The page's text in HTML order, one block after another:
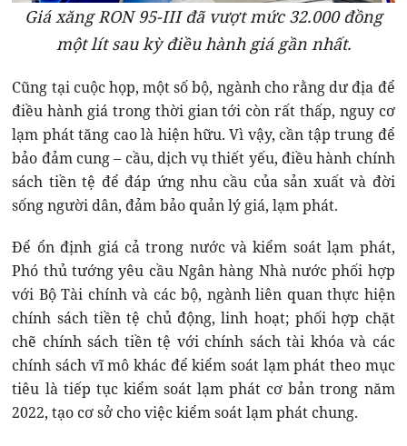
Giá xăng RON 95-III đã vượt mức 32.000 đồng
một lít sau kỳ điều hành giá gần nhất.
Cũng tại cuộc họp, một số bộ, ngành cho rằng dư địa để
điều hành giá trong thời gian tới còn rất thấp, nguy cơ
lạm phát tăng cao là hiện hữu. Vì vậy, cần tập trung để
bảo đảm cung – cầu, dịch vụ thiết yếu, điều hành chính
sách tiền tệ để đáp ứng nhu cầu của sản xuất và đời
sống người dân, đảm bảo quản lý giá, lạm phát.
Để ổn định giá cả trong nước và kiểm soát lạm phát,
Phó thủ tướng yêu cầu Ngân hàng Nhà nước phối hợp
với Bộ Tài chính và các bộ, ngành liên quan thực hiện
chính sách tiền tệ chủ động, linh hoạt; phối hợp chặt
chẽ chính sách tiền tệ với chính sách tài khóa và các
chính sách vĩ mô khác để kiểm soát lạm phát theo mục
tiêu là tiếp tục kiểm soát lạm phát cơ bản trong năm
2022, tạo cơ sở cho việc kiểm soát lạm phát chung.